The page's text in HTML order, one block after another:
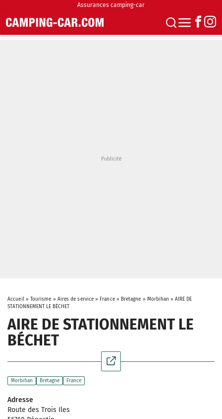
Assurances camping-car
Accueil» Tourisme » Aires de service » France» Bretagne » Morbihan »AIRE DE
STATIONNEMENT LE BÉCHET
AIRE DE STATIONNEMENT LE
BÉCHET
Morbihan Bretagne France
Adresse
Route des Trois Iles